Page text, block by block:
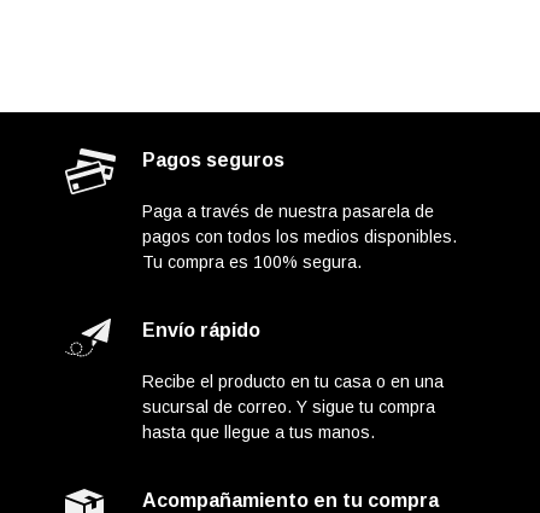
Pagos seguros
Paga a través de nuestra pasarela de
pagos con todos los medios disponibles.
Tu compra es 100% segura.
Envío rápido
Recibe el producto en tu casa o en una
sucursal de correo. Y sigue tu compra
hasta que llegue a tus manos.
Acompañamiento en tu compra